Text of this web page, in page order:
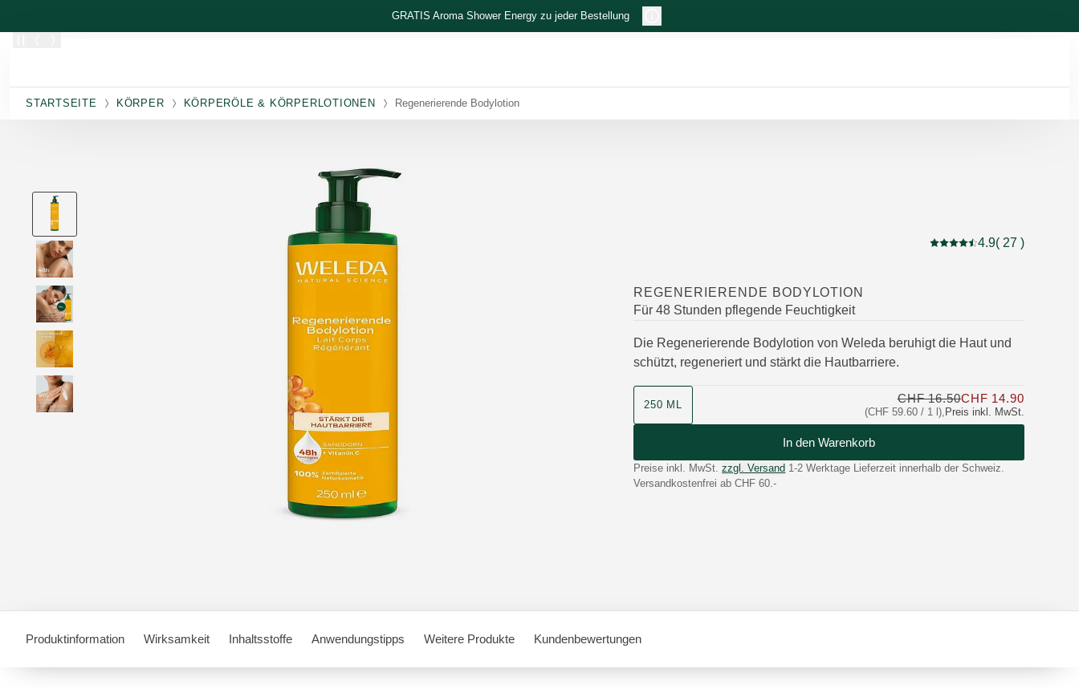
GRATIS Aroma Shower Energy zu jeder Bestellung
STARTSEITE KÖRPER KÖRPERÖLE & KÖRPERLOTIONEN Regenerierende Bodylotion
Aktuelle Bewertung: 4.9
4.9( 27 )
REGENERIERENDE BODYLOTION
Für 48 Stunden pflegende Feuchtigkeit
Die Regenerierende Bodylotion von Weleda beruhigt die Haut und
schützt, regeneriert und stärkt die Hautbarriere.
250 ML
(CHF 59.60 / 1 l), Preis inkl. MwSt.
CHF 16.50CHF 14.90Nur CHF
In den Warenkorb
Preise inkl. MwSt. zzgl. Versand 1-2 Werktage Lieferzeit innerhalb der Schweiz.
Versandkostenfrei ab CHF 60.-
Produktinformation Wirksamkeit Inhaltsstoffe Anwendungstipps Weitere Produkte Kundenbewertungen